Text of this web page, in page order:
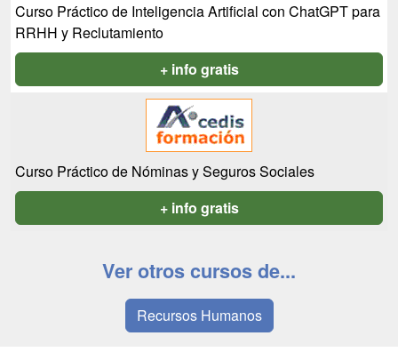
Curso Práctico de Inteligencia Artificial con ChatGPT para
RRHH y Reclutamiento
+ info gratis
Curso Práctico de Nóminas y Seguros Sociales
+ info gratis
Ver otros cursos de...
Recursos Humanos